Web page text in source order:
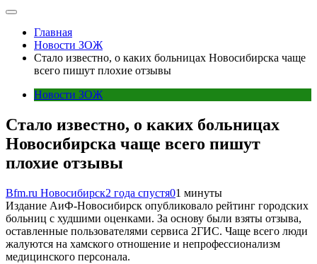
Главная
Новости ЗОЖ
Стало известно, о каких больницах Новосибирска чаще
всего пишут плохие отзывы
Новости ЗОЖ
Стало известно, о каких больницах
Новосибирска чаще всего пишут
плохие отзывы
Bfm.ru Новосибирск2 года спустя01 минуты
Издание АиФ-Новосибирск опубликовало рейтинг городских
больниц с худшими оценками. За основу были взяты отзыва,
оставленные пользователями сервиса 2ГИС. Чаще всего люди
жалуются на хамского отношение и непрофессионализм
медицинского персонала.